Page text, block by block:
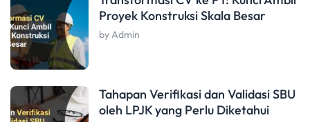
Proyek Konstruksi Skala Besar
by Admin
Tahapan Verifikasi dan Validasi SBU
oleh LPJK yang Perlu Diketahui